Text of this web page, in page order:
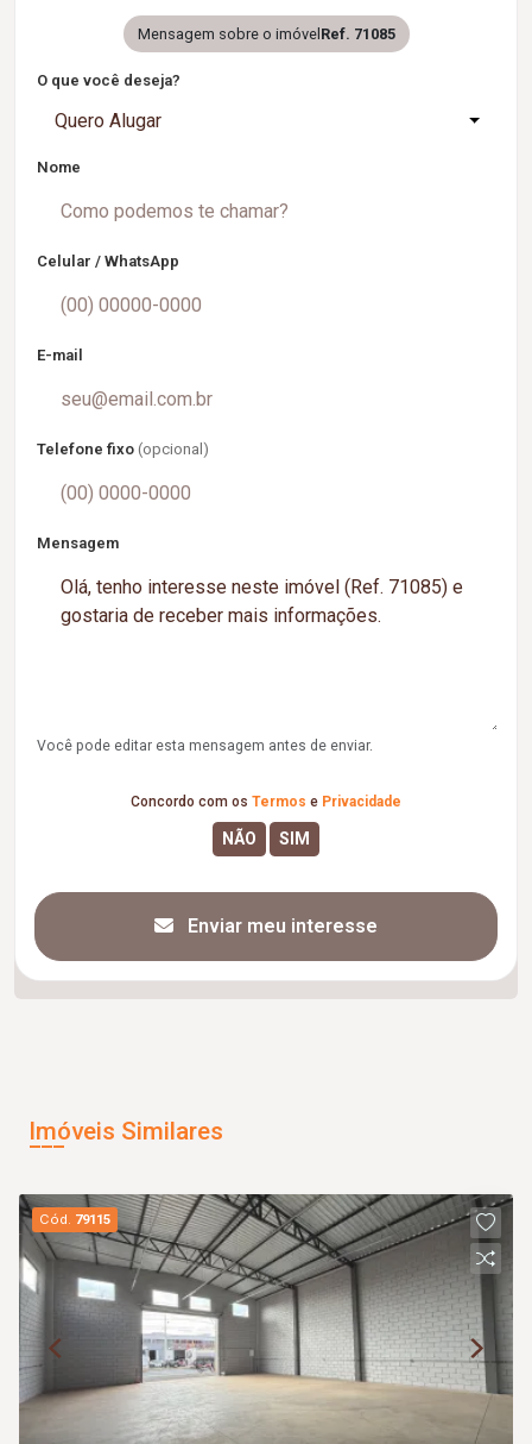
Mensagem sobre o imóvelRef. 71085
O que você deseja?
Quero Alugar
Nome
Celular / WhatsApp
E-mail
Telefone fixo (opcional)
Mensagem
Você pode editar esta mensagem antes de enviar.
Concordo com os Termos e Privacidade
Enviar meu interesse
Imóveis Similares
Cód. 79115